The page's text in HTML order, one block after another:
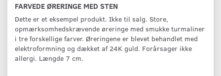
FARVEDE ØRERINGE MED STEN
Dette er et eksempel produkt. Ikke til salg. Store,
opmærksomhedskrævende øreringe med smukke turmaliner
i tre forskellige farver. Øreringene er blevet behandlet med
elektroformning og dækket af 24K guld. Forårsager ikke
allergi. Længde 7 cm.